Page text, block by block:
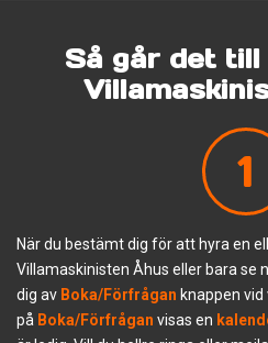
Så går det
1
När du bestämt dig för att hyra en
Villamaskinisten Åhus eller bara se
dig av Boka/Förfrågan knappen
på Boka/Förfrågan visas en